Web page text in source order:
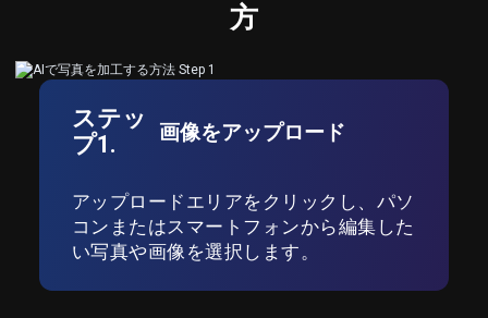
方
ステッ
プ1.
画像をアップロード
アップロードエリアをクリックし、パソ
コンまたはスマートフォンから編集した
い写真や画像を選択します。